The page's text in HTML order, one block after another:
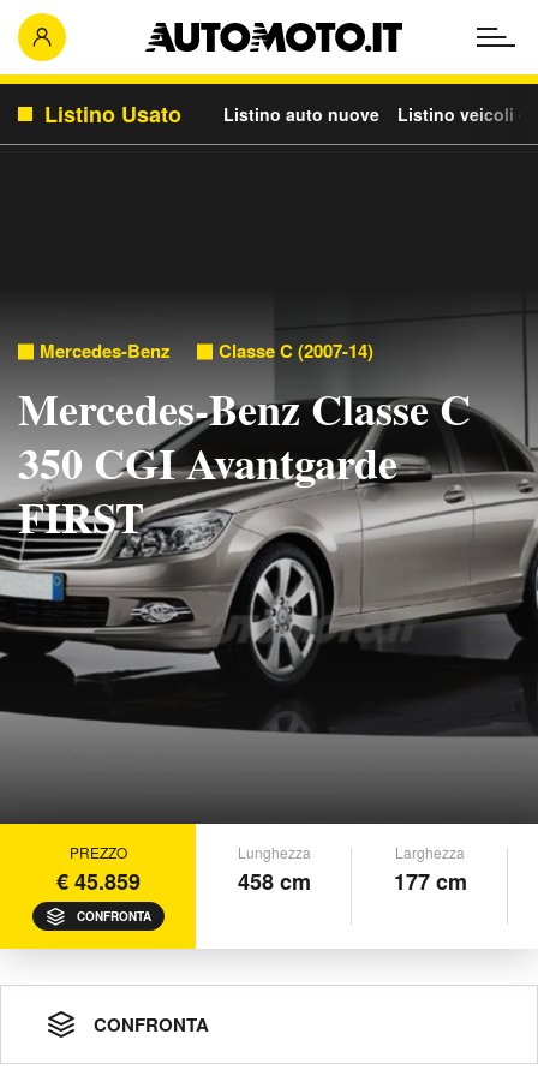
Listino Usato Listino auto nuove Listino veicoli
Mercedes-Benz Classe C (2007-14)
Mercedes-Benz Classe C
350 CGI Avantgarde
FIRST
PREZZO
€ 45.859
CONFRONTA
Lunghezza
458 cm
Larghezza
177 cm
CONFRONTA